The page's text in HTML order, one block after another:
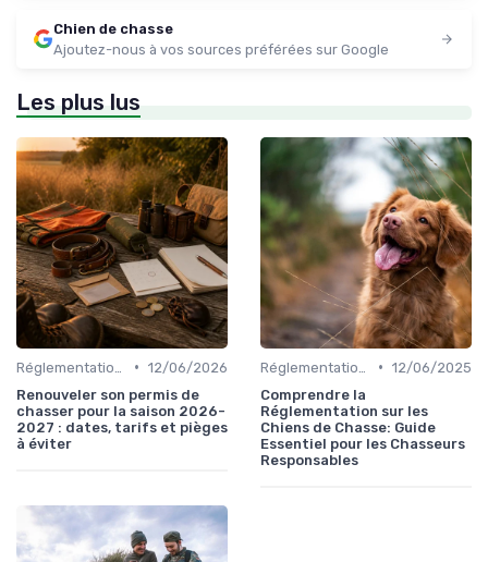
Chien de chasse
Ajoutez-nous à vos sources préférées sur Google
Les plus lus
• 12/06/2026
Renouveler son permis de
chasser pour la saison 2026-
2027 : dates, tarifs et pièges
à éviter
• 12/06/2025
Comprendre la
Réglementation sur les
Chiens de Chasse: Guide
Essentiel pour les Chasseurs
Responsables